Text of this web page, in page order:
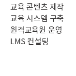
교육 콘텐츠 제작
교육 시스템 구축
원격교육원 운영
LMS 컨설팅